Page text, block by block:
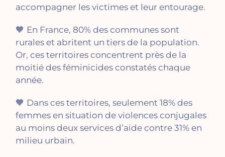
accompagner les victimes et leur entourage.
🧡 En France, 80% des communes sont
rurales et abritent un tiers de la population.
Or, ces territoires concentrent près de la
moitié des féminicides constatés chaque
année.
🧡 Dans ces territoires, seulement 18% des
femmes en situation de violences conjugales
au moins deux services d’aide contre 31% en
milieu urbain.